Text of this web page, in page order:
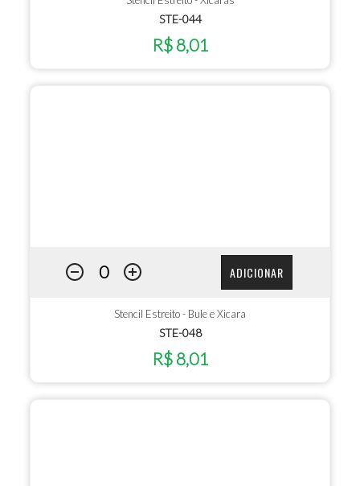
STE-044
R$ 8,01
ADICIONAR
Stencil Estreito - Bule e Xicara
STE-048
R$ 8,01